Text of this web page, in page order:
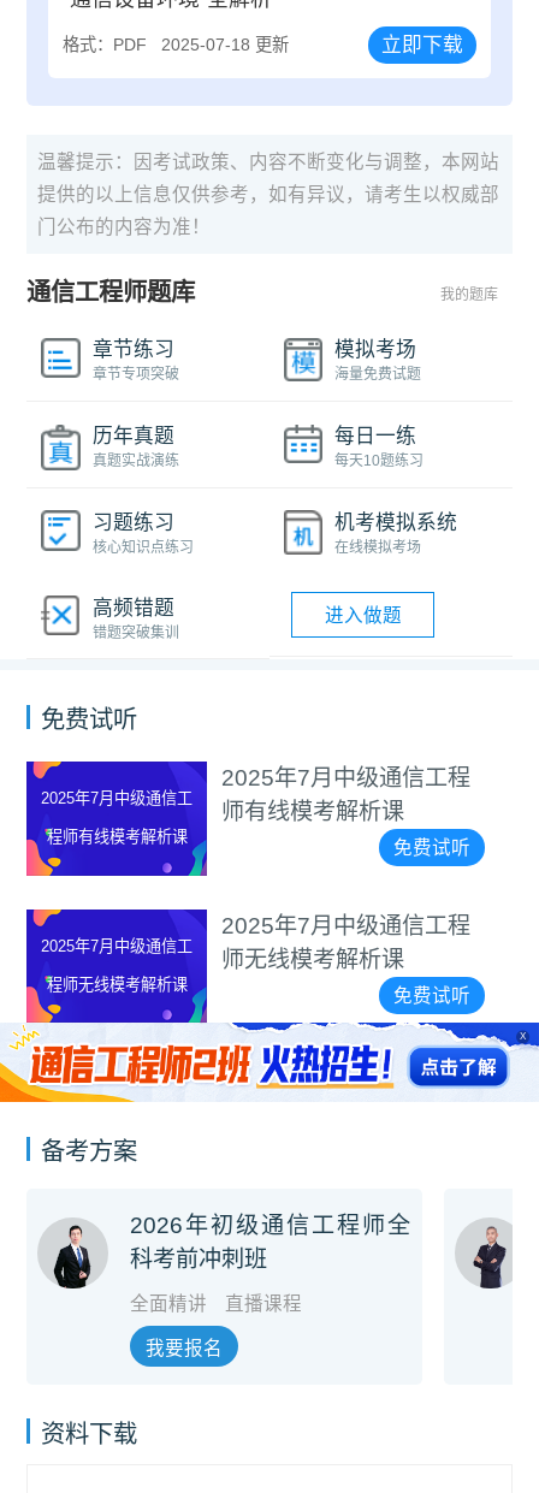
格式：PDF 2025-07-18 更新 立即下载
温馨提示：因考试政策、内容不断变化与调整，本网站
提供的以上信息仅供参考，如有异议，请考生以权威部
门公布的内容为准！
通信工程师题库 我的题库
章节练习
章节专项突破
模拟考场
海量免费试题
历年真题
真题实战演练
每日一练
每天10题练习
习题练习
核心知识点练习
机考模拟系统
在线模拟考场
高频错题
错题突破集训
进入做题
免费试听
2025年7月中级通信工
程师有线模考解析课
2025年7月中级通信工程
师有线模考解析课
免费试听
2025年7月中级通信工
程师无线模考解析课
2025年7月中级通信工程
师无线模考解析课
免费试听
X
备考方案
2026年初级通信工程师全
科考前冲刺班
全面精讲 直播课程
我要报名
资料下载